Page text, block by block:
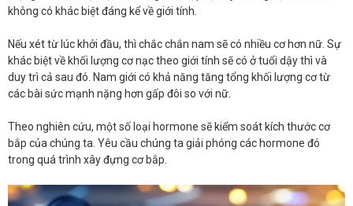
không có khác biệt đáng kể về giới tính.
Nếu xét từ lúc khởi đầu, thì chắc chắn nam sẽ có nhiều cơ hơn nữ. Sự
khác biệt về khối lượng cơ nạc theo giới tính sẽ có ở tuổi dậy thì và
duy trì cả sau đó. Nam giới có khả năng tăng tổng khối lượng cơ từ
các bài sức mạnh nặng hơn gấp đôi so với nữ.
Theo nghiên cứu, một số loại hormone sẽ kiểm soát kích thước cơ
bắp của chúng ta. Yêu cầu chúng ta giải phóng các hormone đó
trong quá trình xây đựng cơ bắp.